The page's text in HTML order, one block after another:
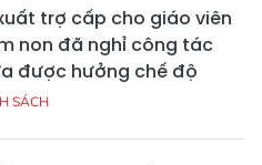
trợ cấp cho giáo viên
non đã nghỉ công tác
được hưởng chế độ
SÁCH